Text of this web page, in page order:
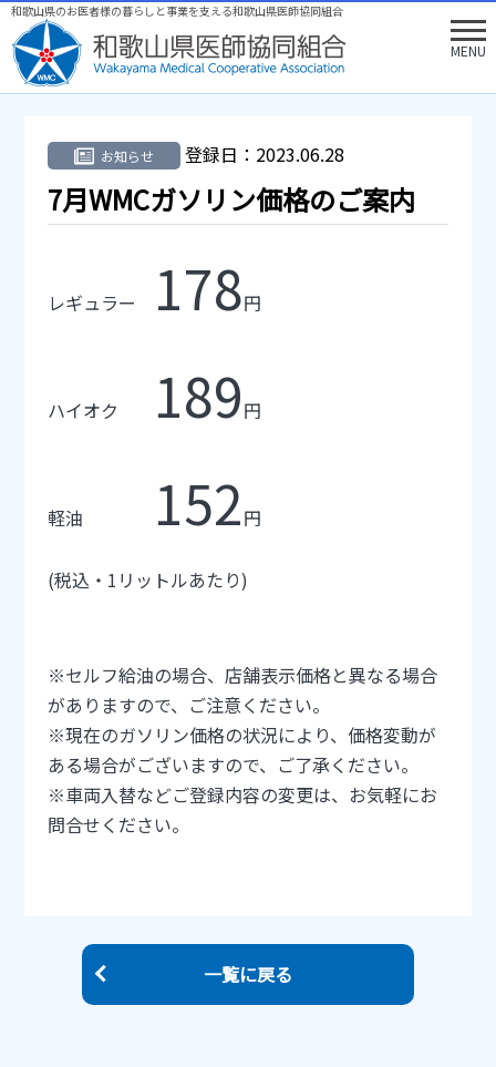
MENU
和歌山県のお医者様の暮らしと事業を支える和歌山県医師協同組合
お知らせ 登録日： 2023.06.28
7月WMCガソリン価格のご案内
レギュラー 178円
ハイオク 189円
軽油 152円
(税込・ 1 リットルあたり)
※セルフ給油の場合、店舗表示価格と異なる場合
がありますので、ご注意ください。
※現在のガソリン価格の状況により、価格変動が
ある場合がございますので、ご了承ください。
※車両入替などご登録内容の変更は、お気軽にお
問合せください。
一覧に戻る